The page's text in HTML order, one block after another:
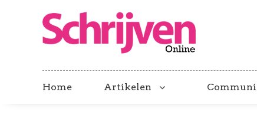
Home Artikelen